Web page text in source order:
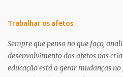
Trabalhar os afetos
Sempre que penso no que faço,
desenvolvimento dos afetos nas
educação está a gerar mudanças